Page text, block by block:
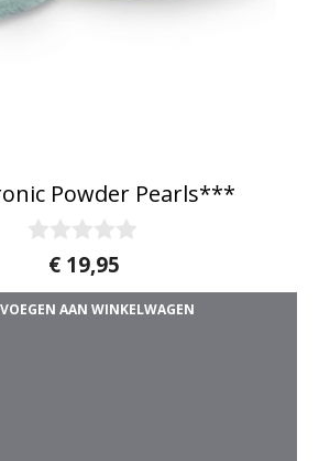
Powder Pearls***
a
n
€19,95
AAN WINKELWAGEN